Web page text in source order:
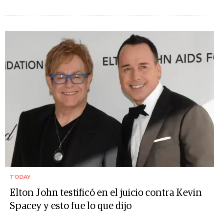
TODAY
Elton John testificó en el juicio contra Kevin
Spacey y esto fue lo que dijo